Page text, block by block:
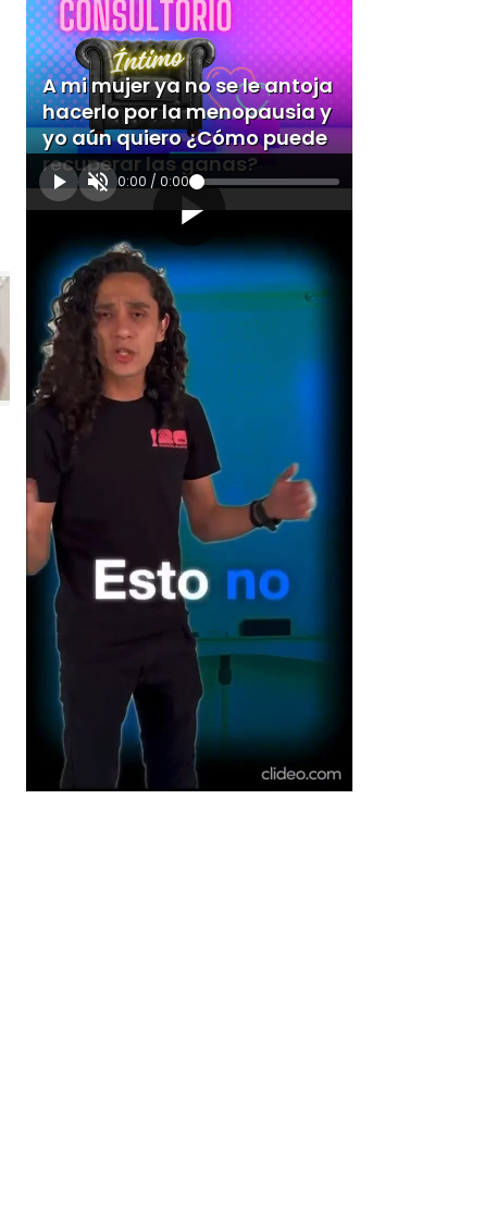
A mi mujer ya no se le antoja
hacerlo por la menopausia y
yo aún quiero ¿Cómo puede
recuperar las ganas?
0:00 / 0:00
[Publicidad]